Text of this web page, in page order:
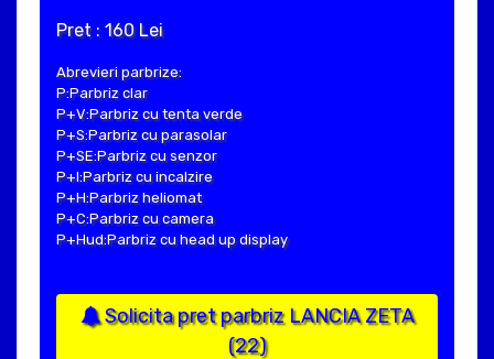
Pret : 160 Lei
Abrevieri parbrize:
P:Parbriz clar
P+V:Parbriz cu tenta verde
P+S:Parbriz cu parasolar
P+SE:Parbriz cu senzor
P+I:Parbriz cu incalzire
P+H:Parbriz heliomat
P+C:Parbriz cu camera
P+Hud:Parbriz cu head up display
Solicita pret parbriz LANCIA ZETA
(22)